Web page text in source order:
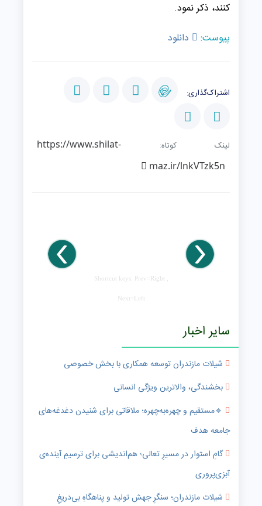
کنند، ذکر نمود.
پیوست:
دانلود
اشتراک‌گذاری:
لینک کوتاه:https://www.shilat-
maz.ir/lnkVTzk5n
Shortcut keys: Prev=Right ,
Next=Left
سایر اخبار
شیلات مازندران توسعه همکاری با بخش خصوصی
بخشندگی، والاترین ویژگی انسانی
🔹️مستقیم و چهره‌به‌چهره؛ ملاقاتی برای شنیدن دغدغه‌های
جامعه هدف
گامِ استوار در مسیرِ تعالی؛ هم‌اندیشی برای ترسیمِ آینده‌ی
آبزی‌پروری
شیلات مازندران؛ سنگرِ جهش تولید و پناهگاهِ بی‌دریغِ